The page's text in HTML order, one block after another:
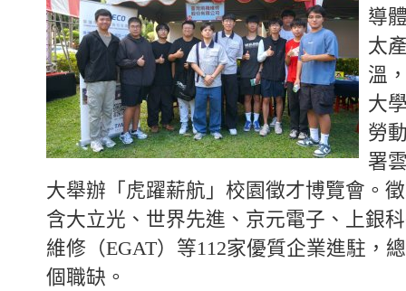
導
太
溫
大
勞
署
大舉辦「虎躍薪航」校園徵才博覽會。
含大立光、世界先進、京元電子、上銀
維修（EGAT）等112家優質企業進駐，
個職缺。